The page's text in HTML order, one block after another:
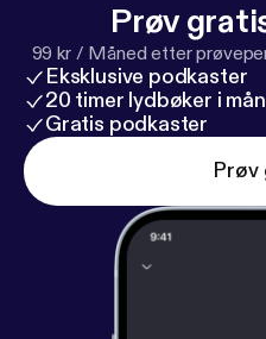
Prøv
99 kr / Måned etter
Eksklusive podkaster
20 timer lydbøker i
Gratis podkaster
Prøv